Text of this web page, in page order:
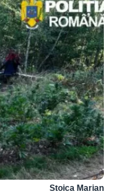
Stoica Marian